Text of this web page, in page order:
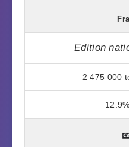
Edition
2 475 000
12.9%